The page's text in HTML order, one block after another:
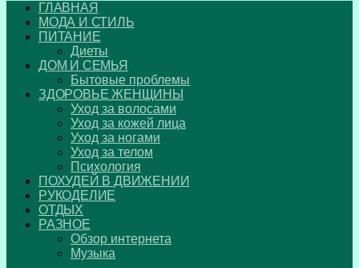
ГЛАВНАЯ
МОДА И СТИЛЬ
ПИТАНИЕ
Диеты
ДОМ И СЕМЬЯ
Бытовые проблемы
ЗДОРОВЬЕ ЖЕНЩИНЫ
Уход за волосами
Уход за кожей лица
Уход за ногами
Уход за телом
Психология
ПОХУДЕЙ В ДВИЖЕНИИ
РУКОДЕЛИЕ
ОТДЫХ
РАЗНОЕ
Обзор интернета
Музыка